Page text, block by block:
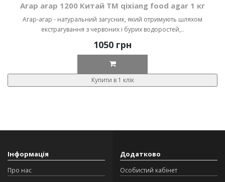
Агар агар 1200 Китай ТМ qixiang food agar 1 кг
Агар-агар - натуральний загусник, який отримують шляхом
екстрагування з червоних і бурих водоростей,..
1050 грн
Купити в 1 клік
Інформація
Про нас
Додатково
Особистий кабінет